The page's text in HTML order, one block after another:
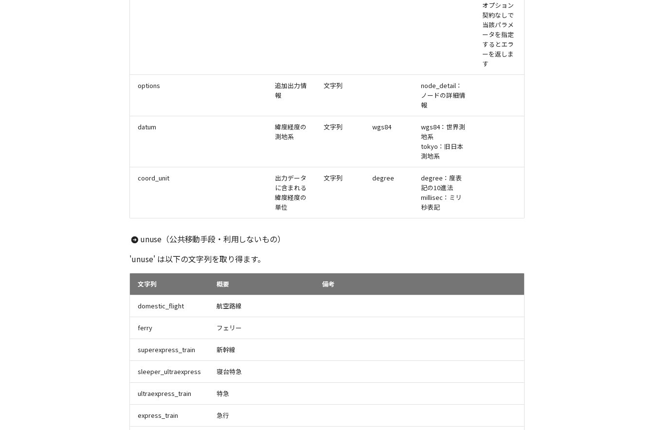
オプション
契約なしで
当該パラメ
ータを指定
するとエラ
ーを返しま
す
options
追加出力情
報
文字列
node_detail：
ノードの詳細情
報
datum
緯度経度の
測地系
文字列 wgs84
wgs84：世界測
地系
tokyo：旧日本
測地系
coord_unit
出力データ
に含まれる
緯度経度の
単位
文字列 degree
degree：度表
記の10進法
millisec：ミリ
秒表記
unuse（公共移動手段・利用しないもの）
'unuse' は以下の文字列を取り得ます。
文字列 概要 備考
domestic_flight 航空路線
ferry フェリー
superexpress_train 新幹線
sleeper_ultraexpress 寝台特急
ultraexpress_train 特急
express_train 急行